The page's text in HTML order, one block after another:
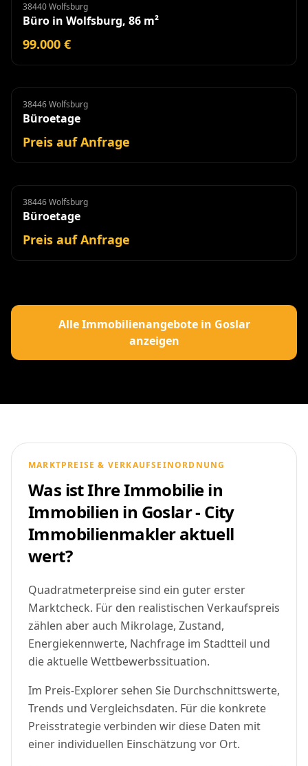
Büro
38440 Wolfsburg
Büro in Wolfsburg, 86 m²
99.000 €
Büroetage Miete
38446 Wolfsburg
Büroetage
Preis auf Anfrage
Büroetage Miete
38446 Wolfsburg
Büroetage
Preis auf Anfrage
Alle Immobilienangebote in Goslar
anzeigen
MARKTPREISE & VERKAUFSEINORDNUNG
Was ist Ihre Immobilie in
Immobilien in Goslar - City
Immobilienmakler aktuell
wert?
Quadratmeterpreise sind ein guter erster
Marktcheck. Für den realistischen Verkaufspreis
zählen aber auch Mikrolage, Zustand,
Energiekennwerte, Nachfrage im Stadtteil und
die aktuelle Wettbewerbssituation.
Im Preis-Explorer sehen Sie Durchschnittswerte,
Trends und Vergleichsdaten. Für die konkrete
Preisstrategie verbinden wir diese Daten mit
einer individuellen Einschätzung vor Ort.